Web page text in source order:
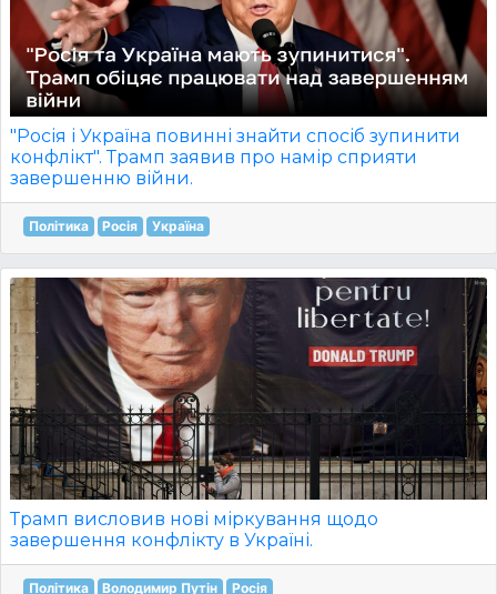
"Росія і Україна повинні знайти спосіб зупинити
конфлікт". Трамп заявив про намір сприяти
завершенню війни.
Політика Росія Україна
Трамп висловив нові міркування щодо
завершення конфлікту в Україні.
Політика Володимир Путін Росія